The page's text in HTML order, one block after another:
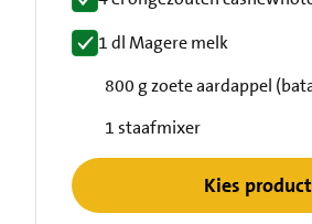
1 dl Magere melk
800 g zoete aardappel
1 staafmixer
Kies